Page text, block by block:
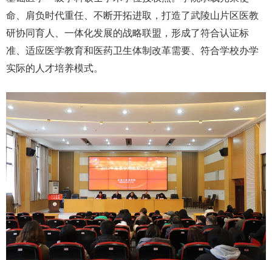
命、肩负时代重任、不断开拓进取，打造了武陵山片区医教
研协同育人、一体化发展的战略联盟，形成了符合认证标
准、适应医学教育和医药卫生体制改革需要、符合学校办学
实际的人才培养模式。